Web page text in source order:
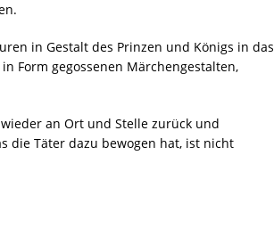
in Gestalt des Prinzen und Königs in das
Form gegossenen Märchengestalten,
an Ort und Stelle zurück und
die Täter dazu bewogen hat, ist nicht